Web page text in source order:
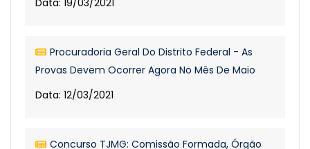
Procuradoria Geral Do Distrito Federal - As
Provas Devem Ocorrer Agora No Mês De Maio
Data: 12/03/2021
Concurso TJMG: Comissão Formada, Órgão